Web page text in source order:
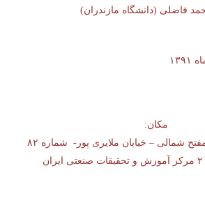
فاضلی (دانشگاه مازندران)
مکان:
شماره ۸۲